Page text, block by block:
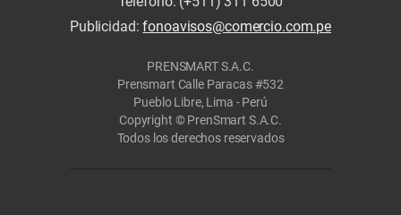
Publicidad:fonoavisos@comercio.com.pe
PRENSMART S.A.C.
Prensmart Calle Paracas #532
Pueblo Libre, Lima - Perú
Copyright © PrenSmart S.A.C.
Todos los derechos reservados